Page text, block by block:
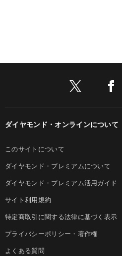
ダイヤモンド・オンラインについて
このサイトについて
ダイヤモンド・プレミアムについて
ダイヤモンド・プレミアム活用ガイド
サイト利用規約
特定商取引に関する法律に基づく表示
プライバシーポリシー・著作権
よくある質問